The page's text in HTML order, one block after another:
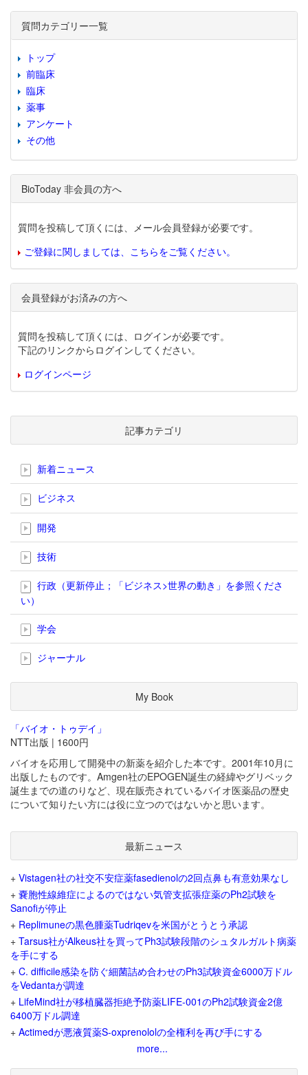
質問カテゴリー一覧
トップ
前臨床
臨床
薬事
アンケート
その他
BioToday 非会員の方へ
質問を投稿して頂くには、メール会員登録が必要です。
ご登録に関しましては、こちらをご覧ください。
会員登録がお済みの方へ
質問を投稿して頂くには、ログインが必要です。
下記のリンクからログインしてください。
ログインページ
記事カテゴリ
新着ニュース
ビジネス
開発
技術
行政（更新停止；「ビジネス>世界の動き」を参照くださ
い）
学会
ジャーナル
My Book
「バイオ・トゥデイ」
NTT出版 | 1600円
バイオを応用して開発中の新薬を紹介した本です。2001年10月に
出版したものです。Amgen社のEPOGEN誕生の経緯やグリベック
誕生までの道のりなど、現在販売されているバイオ医薬品の歴史
について知りたい方には役に立つのではないかと思います。
最新ニュース
+ Vistagen社の社交不安症薬fasedienolの2回点鼻も有意効果なし
+ 嚢胞性線維症によるのではない気管支拡張症薬のPh2試験を
Sanofiが停止
+ Replimuneの黒色腫薬Tudriqevを米国がとうとう承認
+ Tarsus社がAlkeus社を買ってPh3試験段階のシュタルガルト病薬
を手にする
+ C. difficile感染を防ぐ細菌詰め合わせのPh3試験資金6000万ドル
をVedantaが調達
+ LifeMind社が移植臓器拒絶予防薬LIFE-001のPh2試験資金2億
6400万ドル調達
+ Actimedが悪液質薬S-oxprenololの全権利を再び手にする
more...